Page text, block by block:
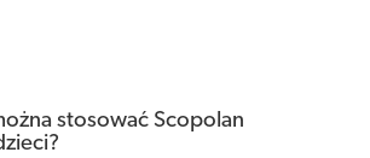
stosować Scopolan